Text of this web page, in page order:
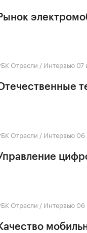
Отрасли / Интервью 07
Отрасли / Интервью 06
Отрасли / Интервью 06